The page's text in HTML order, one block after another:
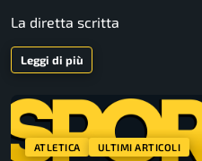
La diretta scritta
Leggi di più
ATLETICA ULTIMI ARTICOLI